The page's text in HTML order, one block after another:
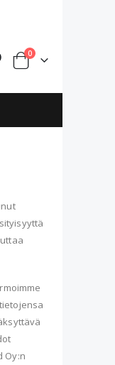
Cart
0tuotteet
Oy:n